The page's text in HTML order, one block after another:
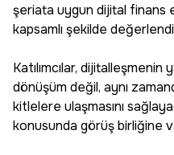
şeriata uygun dijital finans
kapsamlı şekilde
Katılımcılar,
dönüşüm değil, aynı
kitlelere ulaşmasını
konusunda görüş birliğine